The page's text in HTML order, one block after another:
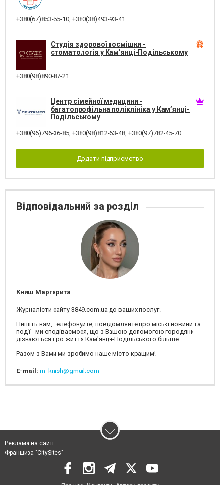
+380(67)853-55-10, +380(38)493-93-41
Студія здорової посмішки -
стоматологія у Кам’янці-Подільському
+380(98)890-87-21
Центр сімейної медицини -
багатопрофільна поліклініка у Кам’янці-
Подільському
+380(96)796-36-85, +380(98)812-63-48, +380(97)782-45-70
Додати підприємство
Відповідальний за розділ
Книш Маргарита
Журналісти сайту 3849.com.ua до ваших послуг.
Пишіть нам, телефонуйте, повідомляйте про міські новини та
події - ми сподіваємося, що з Вашою допомогою городяни
дізнаються про життя Кам'янця-Подільського більше.
Разом з Вами ми зробимо наше місто кращим!
E-mail: m_knish@gmail.com
Реклама на сайті
Франшиза "CitySites"